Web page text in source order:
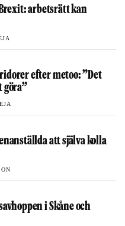
och behöver utredas. Det
och hårdare straff för
dagens modell. Vill inte
arbetsrätt kan
efter metoo: ”Det
göra”
att själva kolla
i Skåne och